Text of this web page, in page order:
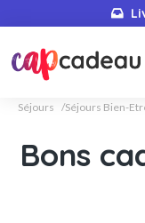
Séjours Séjours Bien-
Bons